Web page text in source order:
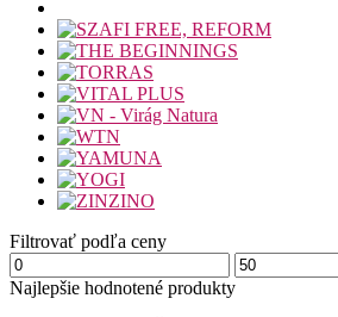
Filtrovať podľa ceny
Minimálna
cena
Maximálna
cena
Najlepšie hodnotené produkty